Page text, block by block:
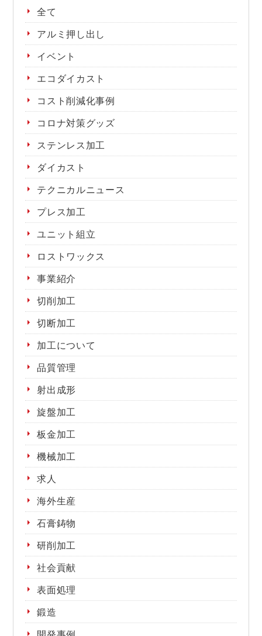
全て
アルミ押し出し
イベント
エコダイカスト
コスト削減化事例
コロナ対策グッズ
ステンレス加工
ダイカスト
テクニカルニュース
プレス加工
ユニット組立
ロストワックス
事業紹介
切削加工
切断加工
加工について
品質管理
射出成形
旋盤加工
板金加工
機械加工
求人
海外生産
石膏鋳物
研削加工
社会貢献
表面処理
鍛造